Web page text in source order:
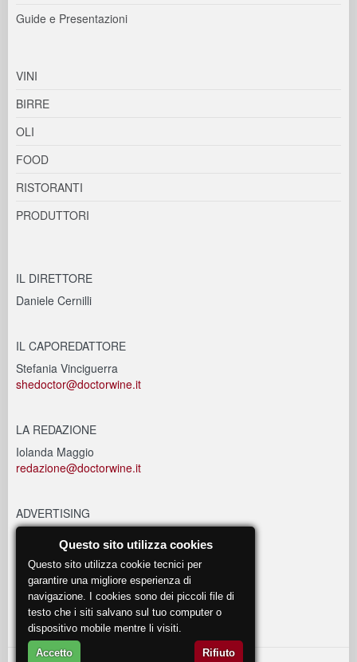
Guide e Presentazioni
VINI
BIRRE
OLI
FOOD
RISTORANTI
PRODUTTORI
IL DIRETTORE
Daniele Cernilli
IL CAPOREDATTORE
Stefania Vinciguerra
shedoctor@doctorwine.it
LA REDAZIONE
Iolanda Maggio
redazione@doctorwine.it
ADVERTISING
EVENTI
eventi@doctorwine.it
Questo sito utilizza cookies
Questo sito utilizza cookie tecnici per
garantire una migliore esperienza di
navigazione. I cookies sono dei piccoli file di
testo che i siti salvano sul tuo computer o
dispositivo mobile mentre li visiti.
Accetto Rifiuto